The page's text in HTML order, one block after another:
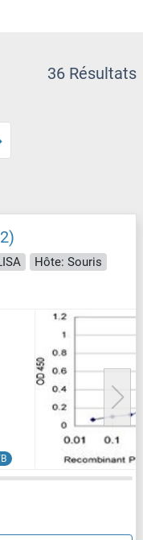
36 Résultats
Hôte: Souris